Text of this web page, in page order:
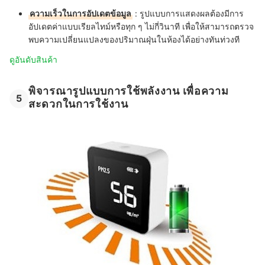
ความเร็วในการอัปเดตข้อมูล : รูปแบบการแสดงผลต้องมีการ
อัปเดตค่าแบบเรียลไทม์หรือทุก ๆ ไม่กี่วินาที เพื่อให้สามารถตรวจ
พบความเปลี่ยนแปลงของปริมาณฝุ่นในห้องได้อย่างทันท่วงที
ดูอันดับสินค้า
5
พิจารณารูปแบบการใช้พลังงาน เพื่อความ
สะดวกในการใช้งาน